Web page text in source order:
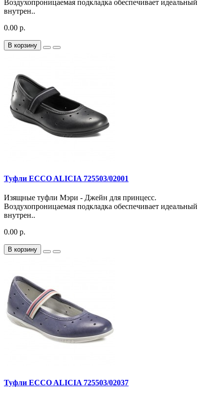
Воздухопроницаемая подкладка обеспечивает идеальный
внутрен..
0.00 р.
В корзину
Туфли ECCO ALICIA 725503/02001
Изящные туфли Мэри - Джейн для принцесс.
Воздухопроницаемая подкладка обеспечивает идеальный
внутрен..
0.00 р.
В корзину
Туфли ECCO ALICIA 725503/02037